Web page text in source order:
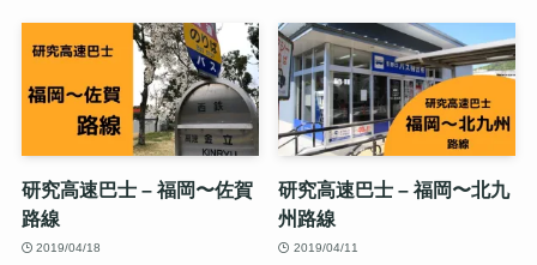
研究高速巴士 – 福岡〜佐賀
路線
2019/04/18
研究高速巴士 – 福岡〜北九
州路線
2019/04/11